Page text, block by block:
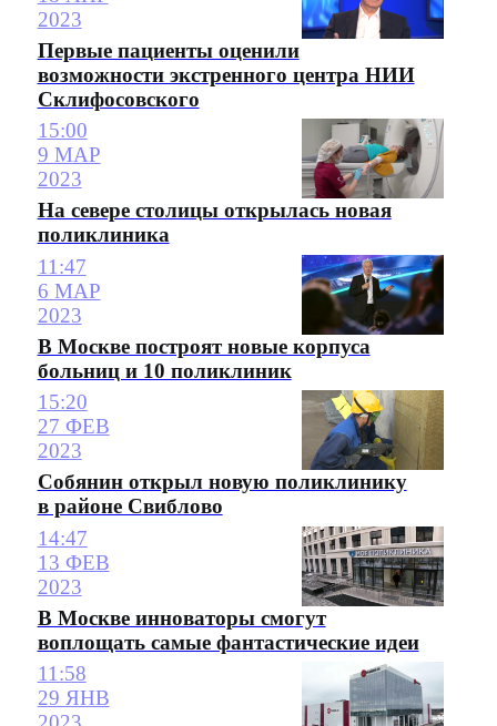
2023
Первые пациенты оценили
возможности экстренного центра НИИ
Склифосовского
15:00
9 МАР
2023
На севере столицы открылась новая
поликлиника
11:47
6 МАР
2023
В Москве построят новые корпуса
больниц и 10 поликлиник
15:20
27 ФЕВ
2023
Собянин открыл новую поликлинику
в районе Свиблово
14:47
13 ФЕВ
2023
В Москве инноваторы смогут
воплощать самые фантастические идеи
11:58
29 ЯНВ